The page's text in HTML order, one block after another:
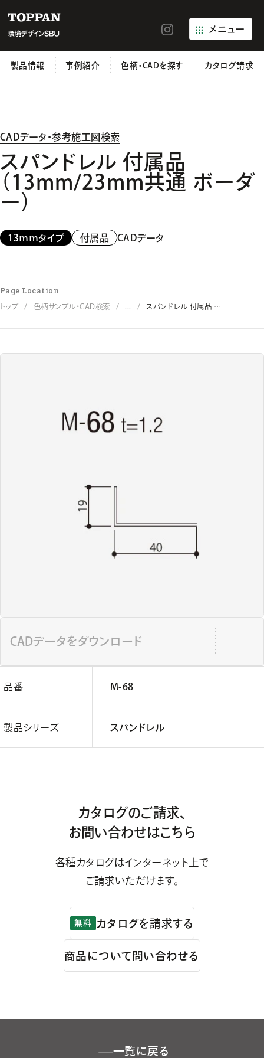
メニュー
製品情報 事例紹介 色柄・CADを探す カタログ請求
CADデータ・参考施工図検索
スパンドレル 付属品
（13mm/23mm共通 ボーダ
ー）
13ｍｍタイプ 付属品 CADデータ
Page Location
トップ 色柄サンプル・CAD検索
スパンドレル 付属品
CADデータをダウンロード
品番 M-68
製品シリーズ スパンドレル
カタログのご請求、
お問い合わせはこちら
各種カタログはインターネット上で
ご請求いただけます。
無料 カタログを請求する
商品について問い合わせる
一覧に戻る